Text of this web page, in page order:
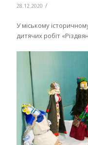
28.12.2020 /
У міському
дитячих робіт